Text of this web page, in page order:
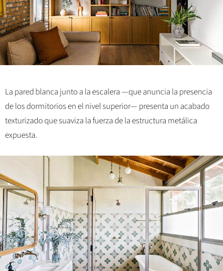
La pared blanca junto a la escalera —que anuncia la presencia
de los dormitorios en el nivel superior— presenta un acabado
texturizado que suaviza la fuerza de la estructura metálica
expuesta.